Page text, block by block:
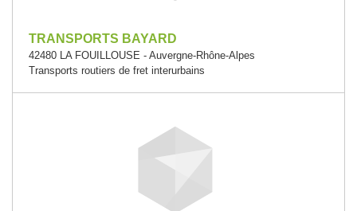
TRANSPORTS BAYARD
42480 LA FOUILLOUSE - Auvergne-Rhône-Alpes
Transports routiers de fret interurbains